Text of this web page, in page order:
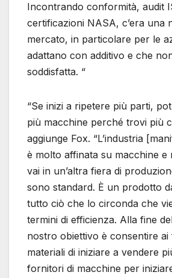
Incontrando conformità, audit
certificazioni NASA, c’era una
mercato, in particolare per le
adattano con additivo e che
soddisfatta. “
“Se inizi a ripetere più parti,
più macchine perché trovi più
aggiunge Fox. “L’industria
è molto affinata su macchine e
vai in un’altra fiera di
sono standard. È un prodotto
tutto ciò che lo circonda che
termini di efficienza. Alla fine
nostro obiettivo è consentire
materiali di iniziare a vendere
fornitori di macchine per